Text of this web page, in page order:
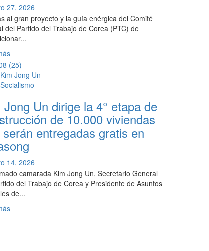
todavía
la
pobreza»,
Kim
Jong
Un
en
la
de
la
Granja
Ganadera
de
Samgwang
27, 2026
al gran proyecto y la guía enérgica del Comité
del Partido del Trabajo de Corea (PTC) de
Leer
más
sobre
«Las
del
Partido
no
se
demuestran
con
carteles
ni
palabras,
sino
beneficios
Kim Jong Un
Socialismo
Jong Un dirige la 4° etapa de
de 10.000 viviendas
entregadas gratis en
14, 2026
camarada Kim Jong Un, Secretario General
del Trabajo de Corea y Presidente de Asuntos
de...
Leer